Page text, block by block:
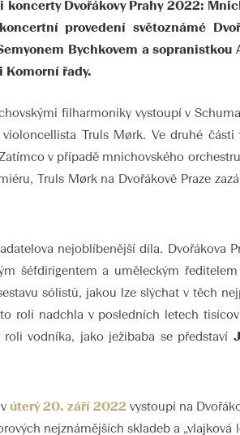
Dvořákovy Prahy 2022:
provedení světoznámé
Bychkovem a sopranistkou
Komorní řady.
filharmoniky vystoupí v
Truls Mørk. Ve druhé části
v případě mnichovského
Truls Mørk na Dvořákově Praze
nejoblíbenější díla. Dvořákova
šéfdirigentem a uměleckým ředitelem
sólistů, jakou lze slýchat v těch
roli nadchla v posledních letech
vodníka, jako ježibaba se představí
úterý 20. září 2022 vystoupí na
nejznámějších skladeb a